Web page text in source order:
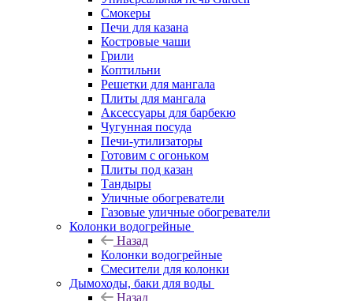
Смокеры
Печи для казана
Костровые чаши
Грили
Коптильни
Решетки для мангала
Плиты для мангала
Аксессуары для барбекю
Чугунная посуда
Печи-утилизаторы
Готовим с огоньком
Плиты под казан
Тандыры
Уличные обогреватели
Газовые уличные обогреватели
Колонки водогрейные
Назад
Колонки водогрейные
Смесители для колонки
Дымоходы, баки для воды
Назад